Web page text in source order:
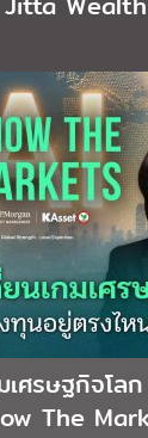
เศรษฐกิจโล
The